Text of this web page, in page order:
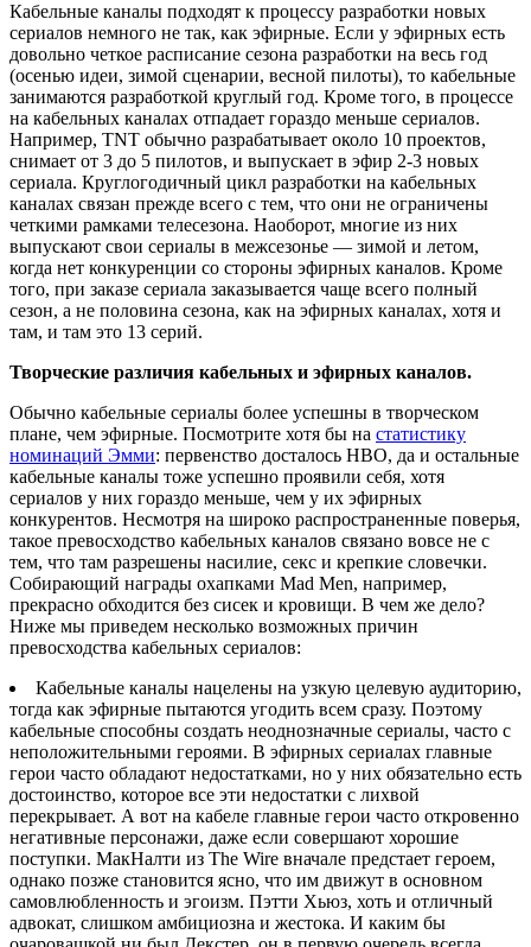
Кабельные каналы подходят к процессу разработки новых
сериалов немного не так, как эфирные. Если у эфирных есть
довольно четкое расписание сезона разработки на весь год
(осенью идеи, зимой сценарии, весной пилоты), то кабельные
занимаются разработкой круглый год. Кроме того, в процессе
на кабельных каналах отпадает гораздо меньше сериалов.
Например, TNT обычно разрабатывает около 10 проектов,
снимает от 3 до 5 пилотов, и выпускает в эфир 2-3 новых
сериала. Круглогодичный цикл разработки на кабельных
каналах связан прежде всего с тем, что они не ограничены
четкими рамками телесезона. Наоборот, многие из них
выпускают свои сериалы в межсезонье — зимой и летом,
когда нет конкуренции со стороны эфирных каналов. Кроме
того, при заказе сериала заказывается чаще всего полный
сезон, а не половина сезона, как на эфирных каналах, хотя и
там, и там это 13 серий.
Творческие различия кабельных и эфирных каналов.
Обычно кабельные сериалы более успешны в творческом
плане, чем эфирные. Посмотрите хотя бы на статистику
номинаций Эмми: первенство досталось HBO, да и остальные
кабельные каналы тоже успешно проявили себя, хотя
сериалов у них гораздо меньше, чем у их эфирных
конкурентов. Несмотря на широко распространенные поверья,
такое превосходство кабельных каналов связано вовсе не с
тем, что там разрешены насилие, секс и крепкие словечки.
Собирающий награды охапками Mad Men, например,
прекрасно обходится без сисек и кровищи. В чем же дело?
Ниже мы приведем несколько возможных причин
превосходства кабельных сериалов:
Кабельные каналы нацелены на узкую целевую аудиторию,
тогда как эфирные пытаются угодить всем сразу. Поэтому
кабельные способны создать неоднозначные сериалы, часто с
неположительными героями. В эфирных сериалах главные
герои часто обладают недостатками, но у них обязательно есть
достоинство, которое все эти недостатки с лихвой
перекрывает. А вот на кабеле главные герои часто откровенно
негативные персонажи, даже если совершают хорошие
поступки. МакНалти из The Wire вначале предстает героем,
однако позже становится ясно, что им движут в основном
самовлюбленность и эгоизм. Пэтти Хьюз, хоть и отличный
адвокат, слишком амбициозна и жестока. И каким бы